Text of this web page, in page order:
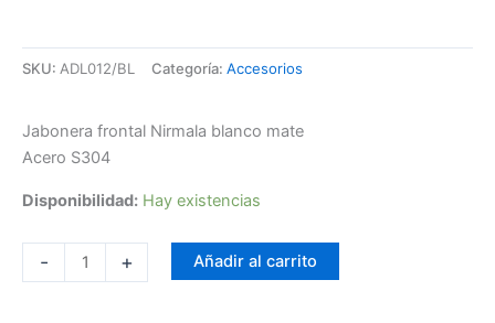
SKU: ADL012/BL Categoría: Accesorios
Jabonera frontal Nirmala blanco mate
Acero S304
Disponibilidad: Hay existencias
- + Añadir al carrito